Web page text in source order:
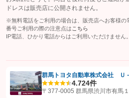
ドレスは販売店に公開されません。
※無料電話をご利用の場合は、販売店へお客様の
番号ご利用の際の注意点は こちら
IP電話、ひかり電話からはご利用いただけません。
【STEP1】認証画面でグーネットを友だち追
群馬トヨタ自動車株式会社 Ｕ
4.724件
〒377-0005 群馬県渋川市有馬